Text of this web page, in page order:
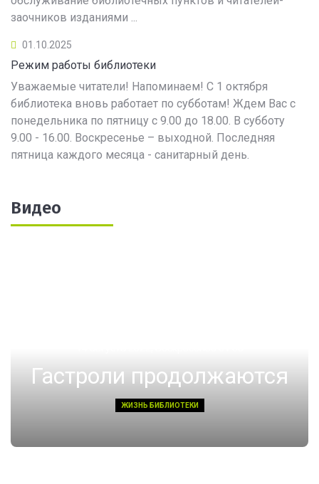
заочников изданиями ...
01.10.2025
Режим работы библиотеки
Уважаемые читатели! Напоминаем! С 1 октября
библиотека вновь работает по субботам! Ждем Вас с
понедельника по пятницу с 9.00 до 18.00. В субботу
9.00 - 16.00. Воскресенье – выходной. Последняя
пятница каждого месяца - санитарный день.
Видео
Гастроли продолжаются
ЖИЗНЬ БИБЛИОТЕКИ